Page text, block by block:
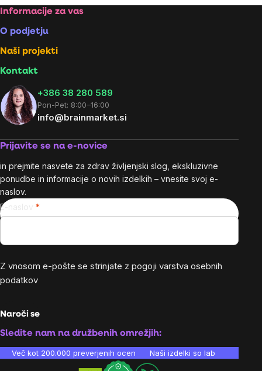
Footer
Informacije za vas
O podjetju
Naši projekti
Kontakt
+386 38 280 589
Pon-Pet: 8:00–16:00
info@brainmarket.si
Prijavite se na e-novice
in prejmite nasvete za zdrav življenjski slog, ekskluzivne
ponudbe in informacije o novih izdelkih – vnesite svoj e-
naslov.
E-naslov
Z vnosom e-pošte se strinjate z pogoji varstva osebnih
podatkov
Naroči se
Sledite nam na družbenih omrežjih:
Več kot 200.000 preverjenih ocen Naši izdelki so laboratorijsko